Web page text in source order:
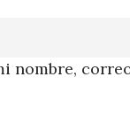
nombre,